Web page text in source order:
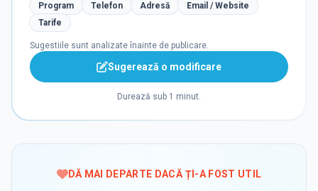
Program Telefon Adresă
Email / Website
Tarife
Sugestiile sunt analizate înainte de publicare.
Sugerează o modificare
Durează sub 1 minut.
DĂ MAI DEPARTE DACĂ ȚI-A FOST UTIL